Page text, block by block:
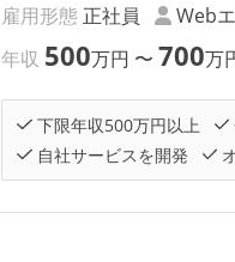
雇用形態 正社員 Web
年収 500万円 〜700万
下限年収500万円以上
自社サービスを開発